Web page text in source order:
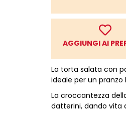
AGGIUNGI AI
La torta salata con
ideale per un
La croccantezza
datterini, dando vita